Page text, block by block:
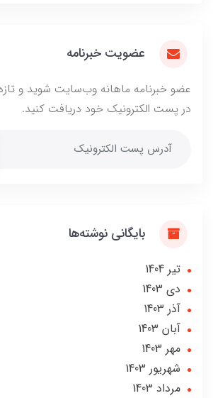
عضویت خبرنامه
عضو خبرنامه ماهانه وب‌سایت شوید و
در پست الکترونیک خود دریافت کنید.
بایگانی نوشته‌ها
تير 1404
دی 1403
آذر 1403
آبان 1403
مهر 1403
شهریور 1403
مرداد 1403